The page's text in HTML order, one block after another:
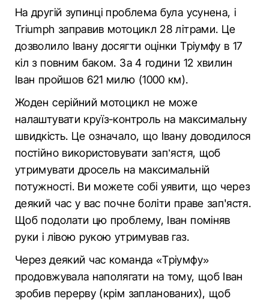
На другій зупинці проблема була усунена, і
Triumph заправив мотоцикл 28 літрами. Це
дозволило Івану досягти оцінки Тріумфу в 17
кіл з повним баком. За 4 години 12 хвилин
Іван пройшов 621 милю (1000 км).
Жоден серійний мотоцикл не може
налаштувати круїз-контроль на максимальну
швидкість. Це означало, що Івану доводилося
постійно використовувати зап’ястя, щоб
утримувати дросель на максимальній
потужності. Ви можете собі уявити, що через
деякий час у вас почне боліти праве зап'ястя.
Щоб подолати цю проблему, Іван поміняв
руки і лівою рукою утримував газ.
Через деякий час команда «Тріумфу»
продовжувала наполягати на тому, щоб Іван
зробив перерву (крім запланованих), щоб